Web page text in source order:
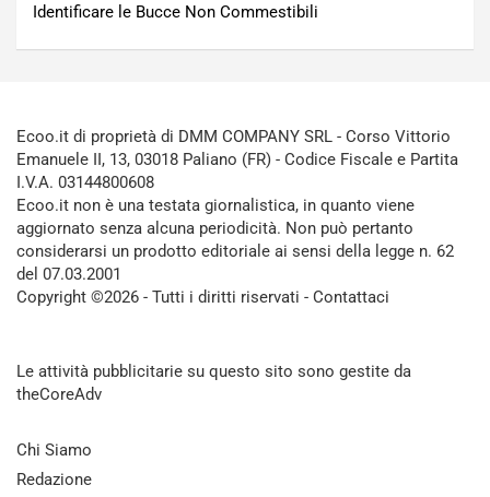
Identificare le Bucce Non Commestibili
Ecoo.it di proprietà di DMM COMPANY SRL - Corso Vittorio
Emanuele II, 13, 03018 Paliano (FR) - Codice Fiscale e Partita
I.V.A. 03144800608
Ecoo.it non è una testata giornalistica, in quanto viene
aggiornato senza alcuna periodicità. Non può pertanto
considerarsi un prodotto editoriale ai sensi della legge n. 62
del 07.03.2001
Copyright ©2026 - Tutti i diritti riservati - Contattaci
Le attività pubblicitarie su questo sito sono gestite da
theCoreAdv
Chi Siamo
Redazione